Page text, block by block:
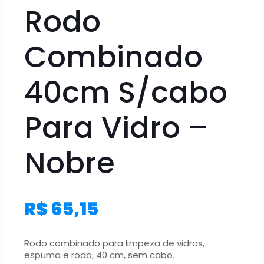
Rodo
Combinado
40cm S/cabo
Para Vidro –
Nobre
R$65,15
Rodo combinado para limpeza de vidros,
espuma e rodo, 40 cm, sem cabo.